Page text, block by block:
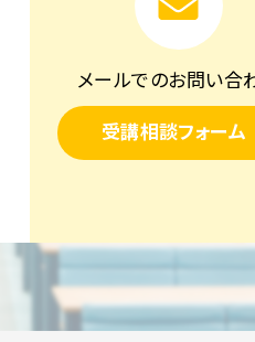
メールでのお問い合
受講相談フォーム